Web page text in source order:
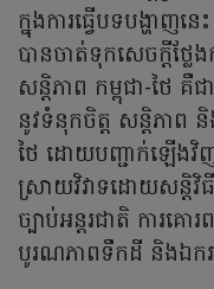
ក្នុងការធ្វើបទបង្ហាញ
បានចាត់ទុកសេចក្តីថ្ល
សន្តិភាព កម្ពុជា-ថៃ គឺ
នូវទំនុកចិត្ត សន្តិភាព និ
ថៃ ដោយបញ្ជាក់ឡើងវិញនូ
ស្រាយវិវាទដោយសន្តិវិធី
ច្បាប់អន្តរជាតិ ការគ
បូរណភាពទឹកដី និងឯករ